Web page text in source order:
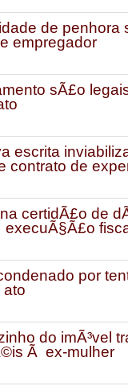
de penhora
empregador
sÃ£o
escrita
contrato de
certidÃ£o de
por
ato
do imÃ³vel
Ã ex-mulher